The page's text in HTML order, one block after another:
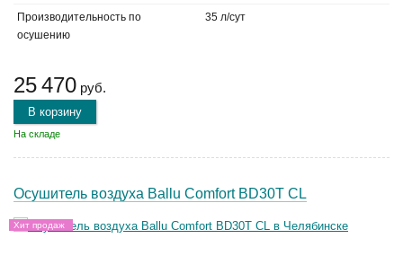
Производительность по
осушению
35 л/сут
25 470 руб.
В корзину
На складе
Осушитель воздуха Ballu Comfort BD30T CL
Хит продаж